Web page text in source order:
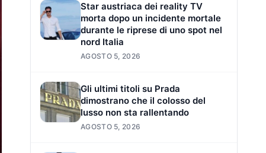
Star austriaca dei reality TV
morta dopo un incidente mortale
durante le riprese di uno spot nel
nord Italia
AGOSTO 5, 2026
Gli ultimi titoli su Prada
dimostrano che il colosso del
lusso non sta rallentando
AGOSTO 5, 2026